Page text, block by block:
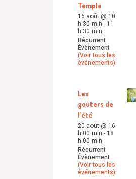
Temple
16 août @ 10
h 30 min - 11
h 30 min
Récurrent
Évènement
(Voir tous les
événements)
Les
goûters de
l’été
20 août @ 16
h 00 min - 18
h 00 min
Récurrent
Évènement
(Voir tous les
événements)